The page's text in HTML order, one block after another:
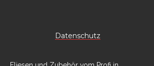
Datenschutz